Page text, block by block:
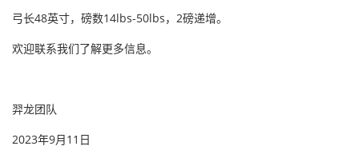
弓长48英寸，磅数14lbs-50lbs，2磅递增。
欢迎联系我们了解更多信息。
羿龙团队
2023年9月11日